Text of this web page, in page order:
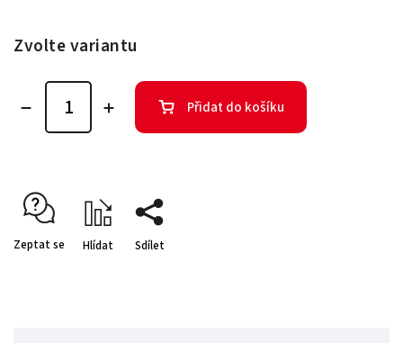
Zvolte variantu
Přidat do košíku
Zeptat se Hlídat Sdílet